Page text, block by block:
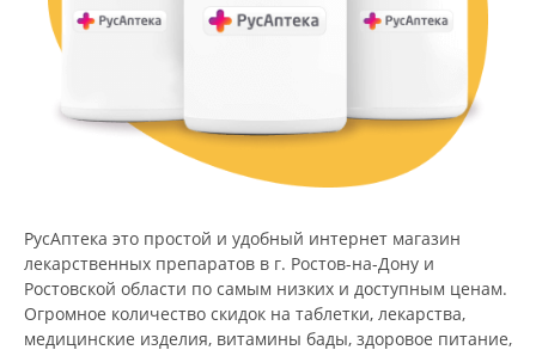
РусАптека это простой и удобный интернет магазин
лекарственных препаратов в г. Ростов-на-Дону и
Ростовской области по самым низких и доступным ценам.
Огромное количество скидок на таблетки, лекарства,
медицинские изделия, витамины бады, здоровое питание,